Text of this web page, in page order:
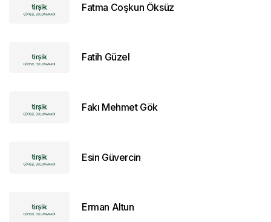
Fatma Coşkun Öksüz
Fatih Güzel
Fakı Mehmet Gök
Esin Güvercin
Erman Altun